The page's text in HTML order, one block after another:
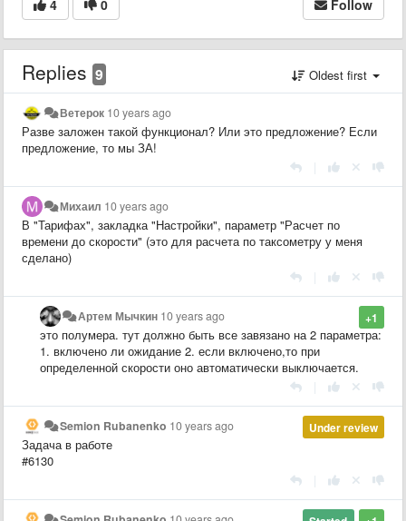
4 0 Follow
Replies 9 Oldest first
Ветерок 10 years ago
Разве заложен такой функционал? Или это предложение? Если
предложение, то мы ЗА!
Михаил 10 years ago
В "Тарифах", закладка "Настройки", параметр "Расчет по
времени до скорости" (это для расчета по таксометру у меня
сделано)
+1
Артем Мычкин 10 years ago
это полумера. тут должно быть все завязано на 2 параметра:
1. включено ли ожидание 2. если включено,то при
определенной скорости оно автоматически выключается.
Under review
Semion Rubanenko 10 years ago
Задача в работе
#6130